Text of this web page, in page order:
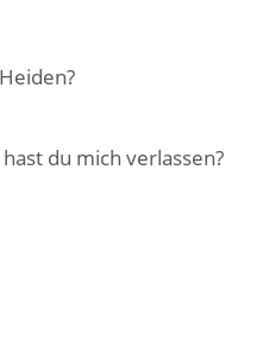
du mich verlassen?